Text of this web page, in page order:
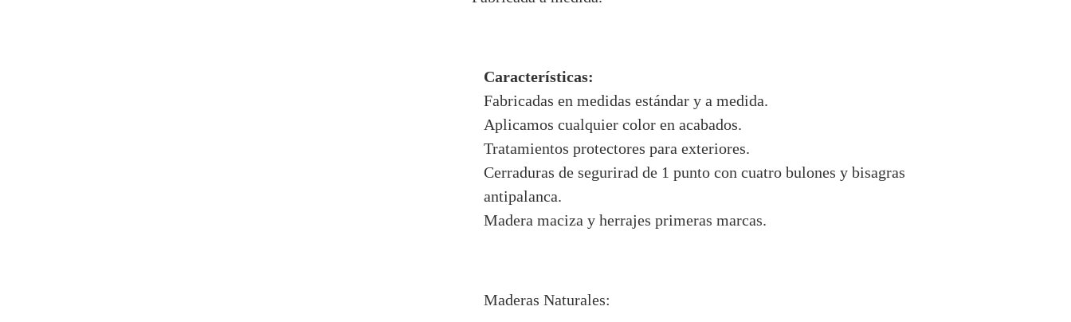
Características:
Fabricadas en medidas estándar y a medida.
Aplicamos cualquier color en acabados.
Tratamientos protectores para exteriores.
Cerraduras de segurirad de 1 punto con cuatro bulones y bisagras
antipalanca.
Madera maciza y herrajes primeras marcas.
Maderas Naturales: